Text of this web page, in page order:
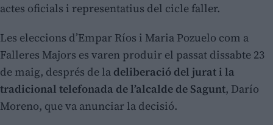
actes oficials i representatius del cicle faller.
Les eleccions d’Empar Ríos i Maria Pozuelo com a
Falleres Majors es varen produir el passat dissabte 23
de maig, després de la deliberació del jurat i la
tradicional telefonada de l’alcalde de Sagunt, Darío
Moreno, que va anunciar la decisió.